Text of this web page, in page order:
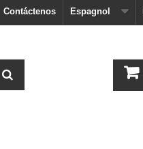
Espagnol
Contáctenos